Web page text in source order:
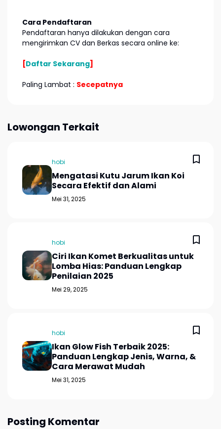
Cara Pendaftaran
Pendaftaran hanya dilakukan dengan cara
mengirimkan CV dan Berkas secara online ke:
[Daftar Sekarang]
Paling Lambat : Secepatnya
Lowongan Terkait
hobi
Mengatasi Kutu Jarum Ikan Koi
Secara Efektif dan Alami
Mei 31, 2025
hobi
Ciri Ikan Komet Berkualitas untuk
Lomba Hias: Panduan Lengkap
Penilaian 2025
Mei 29, 2025
hobi
Ikan Glow Fish Terbaik 2025:
Panduan Lengkap Jenis, Warna, &
Cara Merawat Mudah
Mei 31, 2025
Posting Komentar